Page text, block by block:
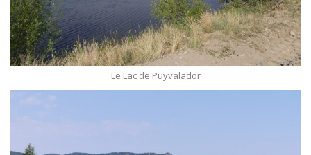
Le Lac de Puyvalador